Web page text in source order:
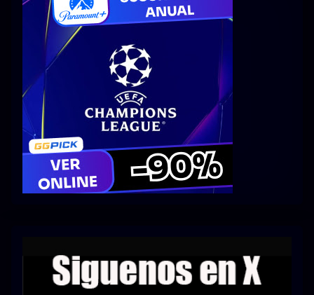
Series 1080p 60 FPS
¿COMO DESCARGAR?
TIPOS DE CALIDADES
VIP